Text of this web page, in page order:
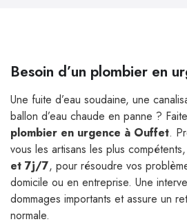
Besoin d’un plombier en
Une fuite d’eau soudaine, une
ballon d’eau chaude en panne ?
plombier en urgence à Ouffet.
vous les artisans les plus
et 7j/7, pour résoudre vos
domicile ou en entreprise. Une
dommages importants et assure un
normale.